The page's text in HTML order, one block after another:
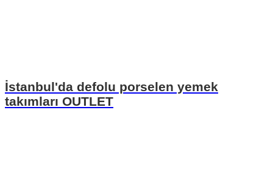
İstanbul'da defolu porselen yemek
takımları OUTLET